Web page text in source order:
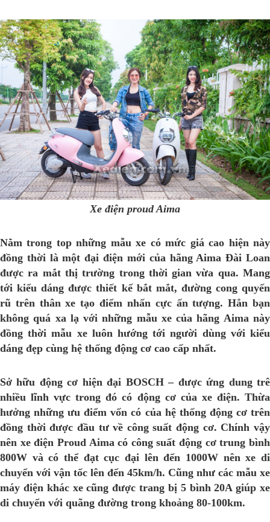
Xe điện proud Aima
Nằm trong top những mẫu xe có mức giá cao hiện này
đồng thời là một đại điện mới của hãng Aima Đài Loan
được ra mắt thị trường trong thời gian vừa qua. Mang
tới kiểu dáng được thiết kế bắt mắt, đường cong quyến
rũ trên thân xe tạo điểm nhấn cực ấn tượng. Hẳn bạn
không quá xa lạ với những mẫu xe của hãng Aima này
đồng thời mẫu xe luôn hướng tới người dùng với kiểu
dáng đẹp cùng hệ thống động cơ cao cấp nhất.
Sở hữu động cơ hiện đại BOSCH – được ứng dung trê
nhiều lĩnh vực trong đó có động cơ của xe điện. Thừa
hưởng những ưu điểm vốn có của hệ thống động cơ trên
đồng thời được đầu tư về công suất động cơ. Chính vậy
nên xe điện Proud Aima có công suất động cơ trung bình
800W và có thể đạt cục đại lên đến 1000W nên xe di
chuyển với vận tốc lên đến 45km/h. Cũng như các mẫu xe
máy điện khác xe cũng được trang bị 5 bình 20A giúp xe
di chuyển với quãng đường trong khoảng 80-100km.